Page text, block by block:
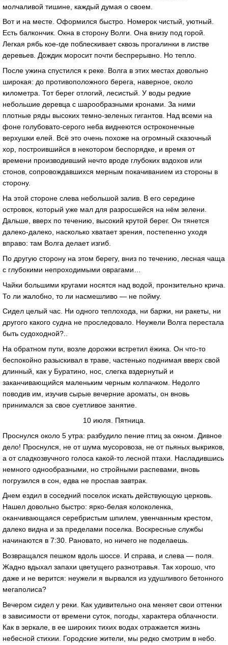
молчаливой тишине, каждый думая о своем.
Вот и на месте. Оформился быстро. Номерок чистый, уютный.
Есть балкончик. Окна в сторону Волги. Она внизу под горой.
Легкая рябь кое-где поблескивает сквозь прогалинки в листве
деревьев. Дождик моросит почти беспрерывно. Но тепло.
После ужина спустился к реке. Волга в этих местах довольно
широкая: до противоположного берега, наверное, около
километра. Тот берег отлогий, лесистый. У воды редкие
небольшие деревца с шарообразными кронами. За ними
плотные ряды высоких темно-зеленых гигантов. Над всеми на
фоне голубовато-серого неба виднеются остроконечные
верхушки елей. Всё это очень похоже на огромный сказочный
хор, построившийся в некотором беспорядке, и время от
времени производивший нечто вроде глубоких вздохов или
стонов, сопровождавшихся мерным покачиванием из стороны в
сторону.
На этой стороне слева небольшой залив. В его середине
островок, который уже мал для разросшейся на нём зелени.
Дальше, вверх по течению, высокий крутой берег. Он тянется
далеко-далеко, насколько хватает зрения, постепенно уходя
вправо: там Волга делает изгиб.
По другую сторону на этом берегу, вниз по течению, лесная чаща
с глубокими непроходимыми оврагами…
Чайки большими кругами носятся над водой, пронзительно крича.
То ли жалобно, то ли насмешливо — не пойму.
Сидел целый час. Ни одного теплохода, ни баржи, ни ракеты, ни
другого какого судна не проследовало. Неужели Волга перестала
быть судоходной?..
На обратном пути, возле дорожки встретил ёжика. Он что-то
беспокойно разыскивал в траве, частенько поднимая вверх свой
длинный, как у Буратино, нос, слегка вздернутый и
заканчивающийся маленьким черным колпачком. Недолго
поводив им, изучив сырые вечерние ароматы, он вновь
принимался за свое суетливое занятие.
10 июля. Пятница.
Проснулся около 5 утра: разбудило пение птиц за окном. Дивное
дело! Проснулся, не от шума мусоровоза, не от пьяных выкриков,
а от сладкозвучного голоса какой-то лесной птахи. Насладившись
немного однообразными, но стройными распевами, вновь
погрузился в сон, едва не проспав завтрак.
Днем ездил в соседний поселок искать действующую церковь.
Нашел довольно быстро: ярко-белая колоколенка,
оканчивающаяся серебристым шпилем, увенчанным крестом,
далеко видна и за пределами поселка. Воскресные службы
начинаются в 7:30. Рановато, но ничего не поделаешь.
Возвращался пешком вдоль шоссе. И справа, и слева — поля.
Жадно вдыхал запахи цветущего разнотравья. Так хорошо, что
даже и не верится: неужели я вырвался из удушливого бетонного
мегаполиса?
Вечером сидел у реки. Как удивительно она меняет свои оттенки
в зависимости от времени суток, погоды, характера облачности.
Как в зеркале, в ее широких тихих водах отражается жизнь
небесной стихии. Городские жители, мы редко смотрим в небо.